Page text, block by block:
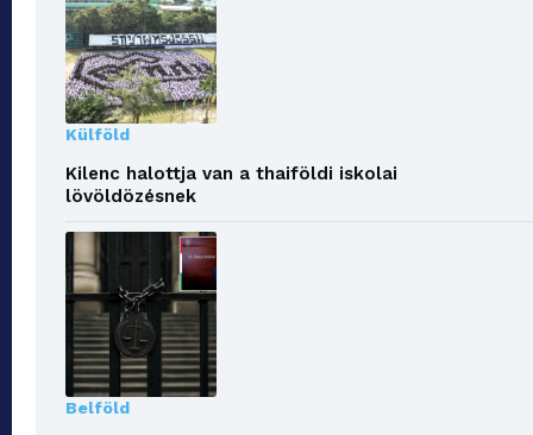
Külföld
Kilenc halottja van a thaiföldi iskolai
lövöldözésnek
Belföld